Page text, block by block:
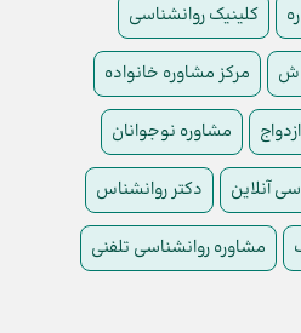
کلینیک روانشناسی
مرکز مشاوره خانواده
مشاوره نوجوانان
آنلاین دکتر روانشناس
مشاوره روانشناسی تلفنی